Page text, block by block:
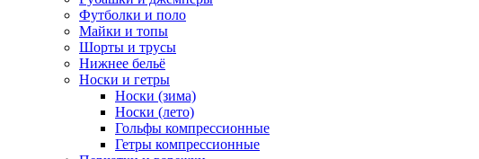
Футболки и поло
Майки и топы
Шорты и трусы
Нижнее бельё
Носки и гетры
Носки (зима)
Носки (лето)
Гольфы компрессионные
Гетры компрессионные